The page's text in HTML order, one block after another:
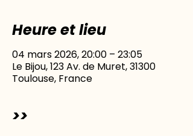
Heure et lieu
04 mars 2026, 20:00 – 23:05
Le Bijou, 123 Av. de Muret, 31300
Toulouse, France
>>